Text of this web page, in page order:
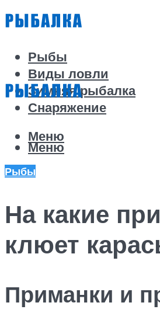
Рыбы
Виды ловли
Зимняя рыбалка
Снаряжение
Меню
Меню
Рыбы
На какие
клюет
Приманки и